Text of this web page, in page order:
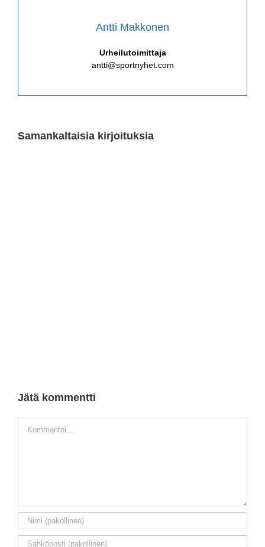
Antti Makkonen
Urheilutoimittaja
antti@sportnyhet.com
Samankaltaisia kirjoituksia
Jätä kommentti